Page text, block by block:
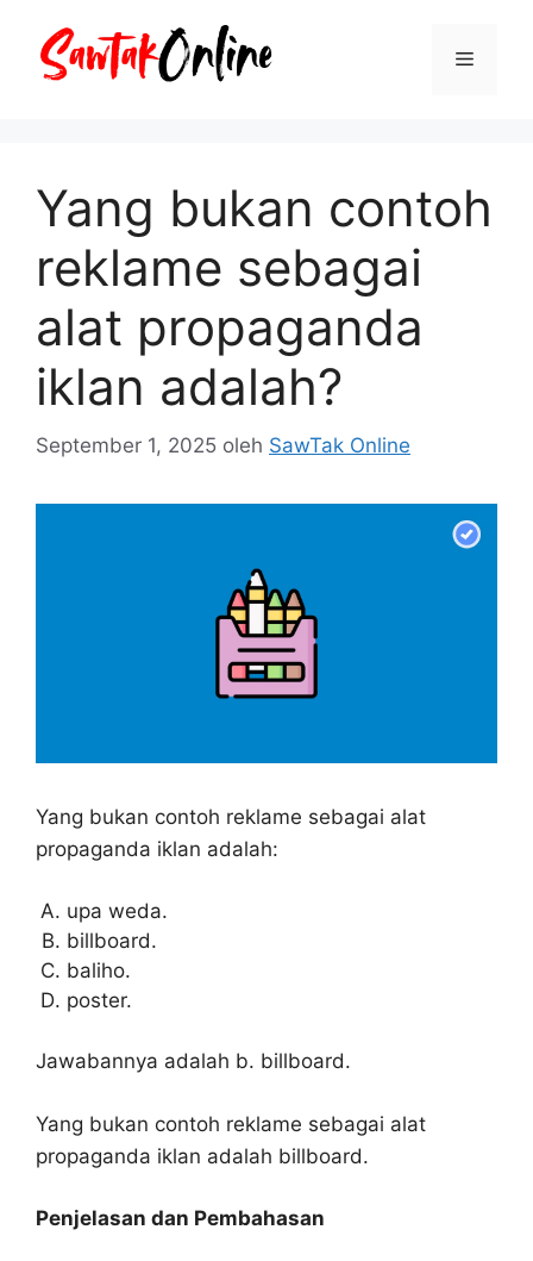
Menu
Yang bukan contoh
reklame sebagai
alat propaganda
iklan adalah?
September 1, 2025 oleh SawTak Online
Yang bukan contoh reklame sebagai alat
propaganda iklan adalah:
upa weda.
billboard.
baliho.
poster.
Jawabannya adalah b. billboard.
Yang bukan contoh reklame sebagai alat
propaganda iklan adalah billboard.
Penjelasan dan Pembahasan